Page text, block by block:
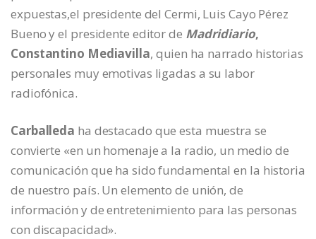
expuestas,el presidente del Cermi, Luis Cayo Pérez
Bueno y el presidente editor de Madridiario,
Constantino Mediavilla, quien ha narrado historias
personales muy emotivas ligadas a su labor
radiofónica.
Carballeda ha destacado que esta muestra se
convierte «en un homenaje a la radio, un medio de
comunicación que ha sido fundamental en la historia
de nuestro país. Un elemento de unión, de
información y de entretenimiento para las personas
con discapacidad».